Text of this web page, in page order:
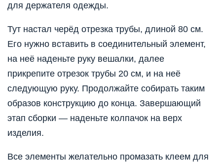
для держателя одежды.
Тут настал черёд отрезка трубы, длиной 80 см.
Его нужно вставить в соединительный элемент,
на неё наденьте руку вешалки, далее
прикрепите отрезок трубы 20 см, и на неё
следующую руку. Продолжайте собирать таким
образов конструкцию до конца. Завершающий
этап сборки — наденьте колпачок на верх
изделия.
Все элементы желательно промазать клеем для